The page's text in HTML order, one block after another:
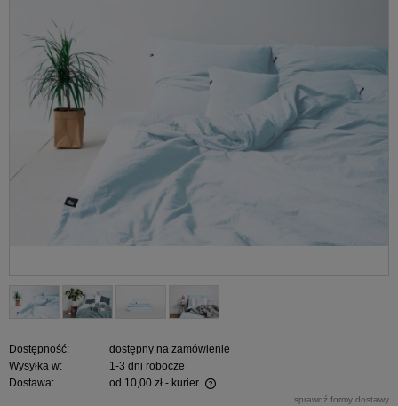
Dostępność:
dostępny na zamówienie
Wysyłka w:
1-3 dni robocze
Dostawa:
od 10,00 zł - kurier
sprawdź formy dostawy